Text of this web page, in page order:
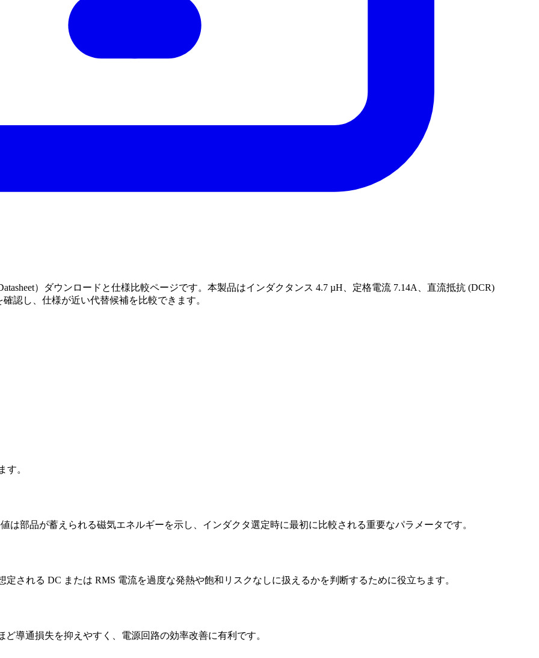
）ダウンロードと仕様比較ページです。本製品はインダクタンス 4.7 µH、定格電流 7.14A、直流抵抗 (DCR)
認し、仕様が近い代替候補を比較できます。
す。
は部品が蓄えられる磁気エネルギーを示し、インダクタ選定時に最初に比較される重要なパラメータです。
される DC または RMS 電流を過度な発熱や飽和リスクなしに扱えるかを判断するために役立ちます。
導通損失を抑えやすく、電源回路の効率改善に有利です。